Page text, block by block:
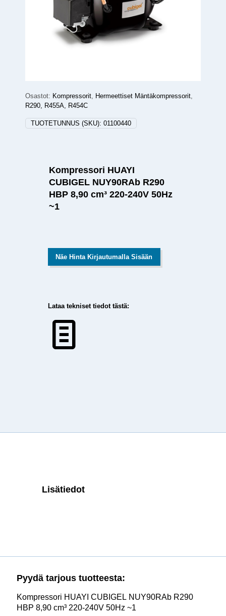
Osastot: Kompressorit, Hermeettiset Mäntäkompressorit,
R290, R455A, R454C
TUOTETUNNUS (SKU): 01100440
Kompressori HUAYI
CUBIGEL NUY90RAb R290
HBP 8,90 cm³ 220-240V 50Hz
~1
Näe Hinta Kirjautumalla Sisään
Lataa tekniset tiedot tästä:
Lisätiedot
Pyydä tarjous tuotteesta:
Kompressori HUAYI CUBIGEL NUY90RAb R290
HBP 8,90 cm³ 220-240V 50Hz ~1